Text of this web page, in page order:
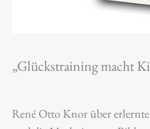
„Glückstraining macht
René Otto Knor über